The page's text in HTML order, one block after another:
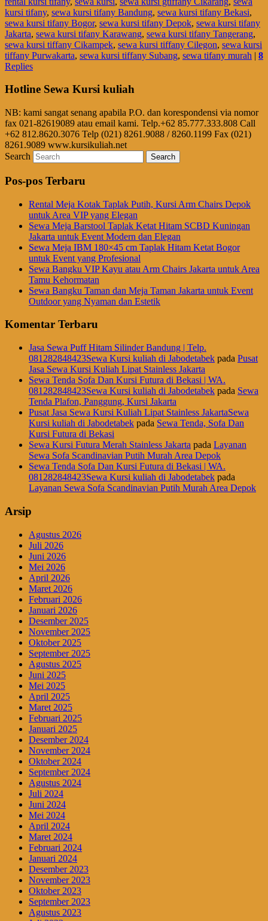
kursi tifany, sewa kursi tifany Bandung, sewa kursi tifany Bekasi,
sewa kursi tifany Bogor, sewa kursi tifany Depok, sewa kursi tifany
Jakarta, sewa kursi tifany Karawang, sewa kursi tifany Tangerang,
sewa kursi tiffany Cikampek, sewa kursi tiffany Cilegon, sewa kursi
tiffany Purwakarta, sewa kursi tiffany Subang, sewa tifany murah | 8
Replies
Hotline Sewa Kursi kuliah
NB: kami sangat senang apabila P.O. dan korespondensi via nomor
fax 021-82619089 atau email kami. Telp.+62 85.777.333.808 Call
+62 812.8620.3076 Telp (021) 8261.9088 / 8260.1199 Fax (021)
8261.9089 www.kursikuliah.net
Search
Pos-pos Terbaru
Rental Meja Kotak Taplak Putih, Kursi Arm Chairs Depok
untuk Area VIP yang Elegan
Sewa Meja Barstool Taplak Ketat Hitam SCBD Kuningan
Jakarta untuk Event Modern dan Elegan
Sewa Meja IBM 180×45 cm Taplak Hitam Ketat Bogor
untuk Event yang Profesional
Sewa Bangku VIP Kayu atau Arm Chairs Jakarta untuk Area
Tamu Kehormatan
Sewa Bangku Taman dan Meja Taman Jakarta untuk Event
Outdoor yang Nyaman dan Estetik
Komentar Terbaru
Jasa Sewa Puff Hitam Silinder Bandung | Telp.
081282848423Sewa Kursi kuliah di Jabodetabek pada Pusat
Jasa Sewa Kursi Kuliah Lipat Stainless Jakarta
Sewa Tenda Sofa Dan Kursi Futura di Bekasi | WA.
081282848423Sewa Kursi kuliah di Jabodetabek pada Sewa
Tenda Plafon, Panggung, Kursi Jakarta
Pusat Jasa Sewa Kursi Kuliah Lipat Stainless JakartaSewa
Kursi kuliah di Jabodetabek pada Sewa Tenda, Sofa Dan
Kursi Futura di Bekasi
Sewa Kursi Futura Merah Stainless Jakarta pada Layanan
Sewa Sofa Scandinavian Putih Murah Area Depok
Sewa Tenda Sofa Dan Kursi Futura di Bekasi | WA.
081282848423Sewa Kursi kuliah di Jabodetabek pada
Layanan Sewa Sofa Scandinavian Putih Murah Area Depok
Arsip
Agustus 2026
Juli 2026
Juni 2026
Mei 2026
April 2026
Maret 2026
Februari 2026
Januari 2026
Desember 2025
November 2025
Oktober 2025
September 2025
Agustus 2025
Juni 2025
Mei 2025
April 2025
Maret 2025
Februari 2025
Januari 2025
Desember 2024
November 2024
Oktober 2024
September 2024
Agustus 2024
Juli 2024
Juni 2024
Mei 2024
April 2024
Maret 2024
Februari 2024
Januari 2024
Desember 2023
November 2023
Oktober 2023
September 2023
Agustus 2023